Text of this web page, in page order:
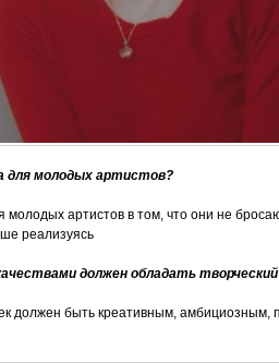
для молодых артистов?
молодых артистов в том, что они не
реализуясь
должен обладать творческий
должен быть креативным, амбициозным,